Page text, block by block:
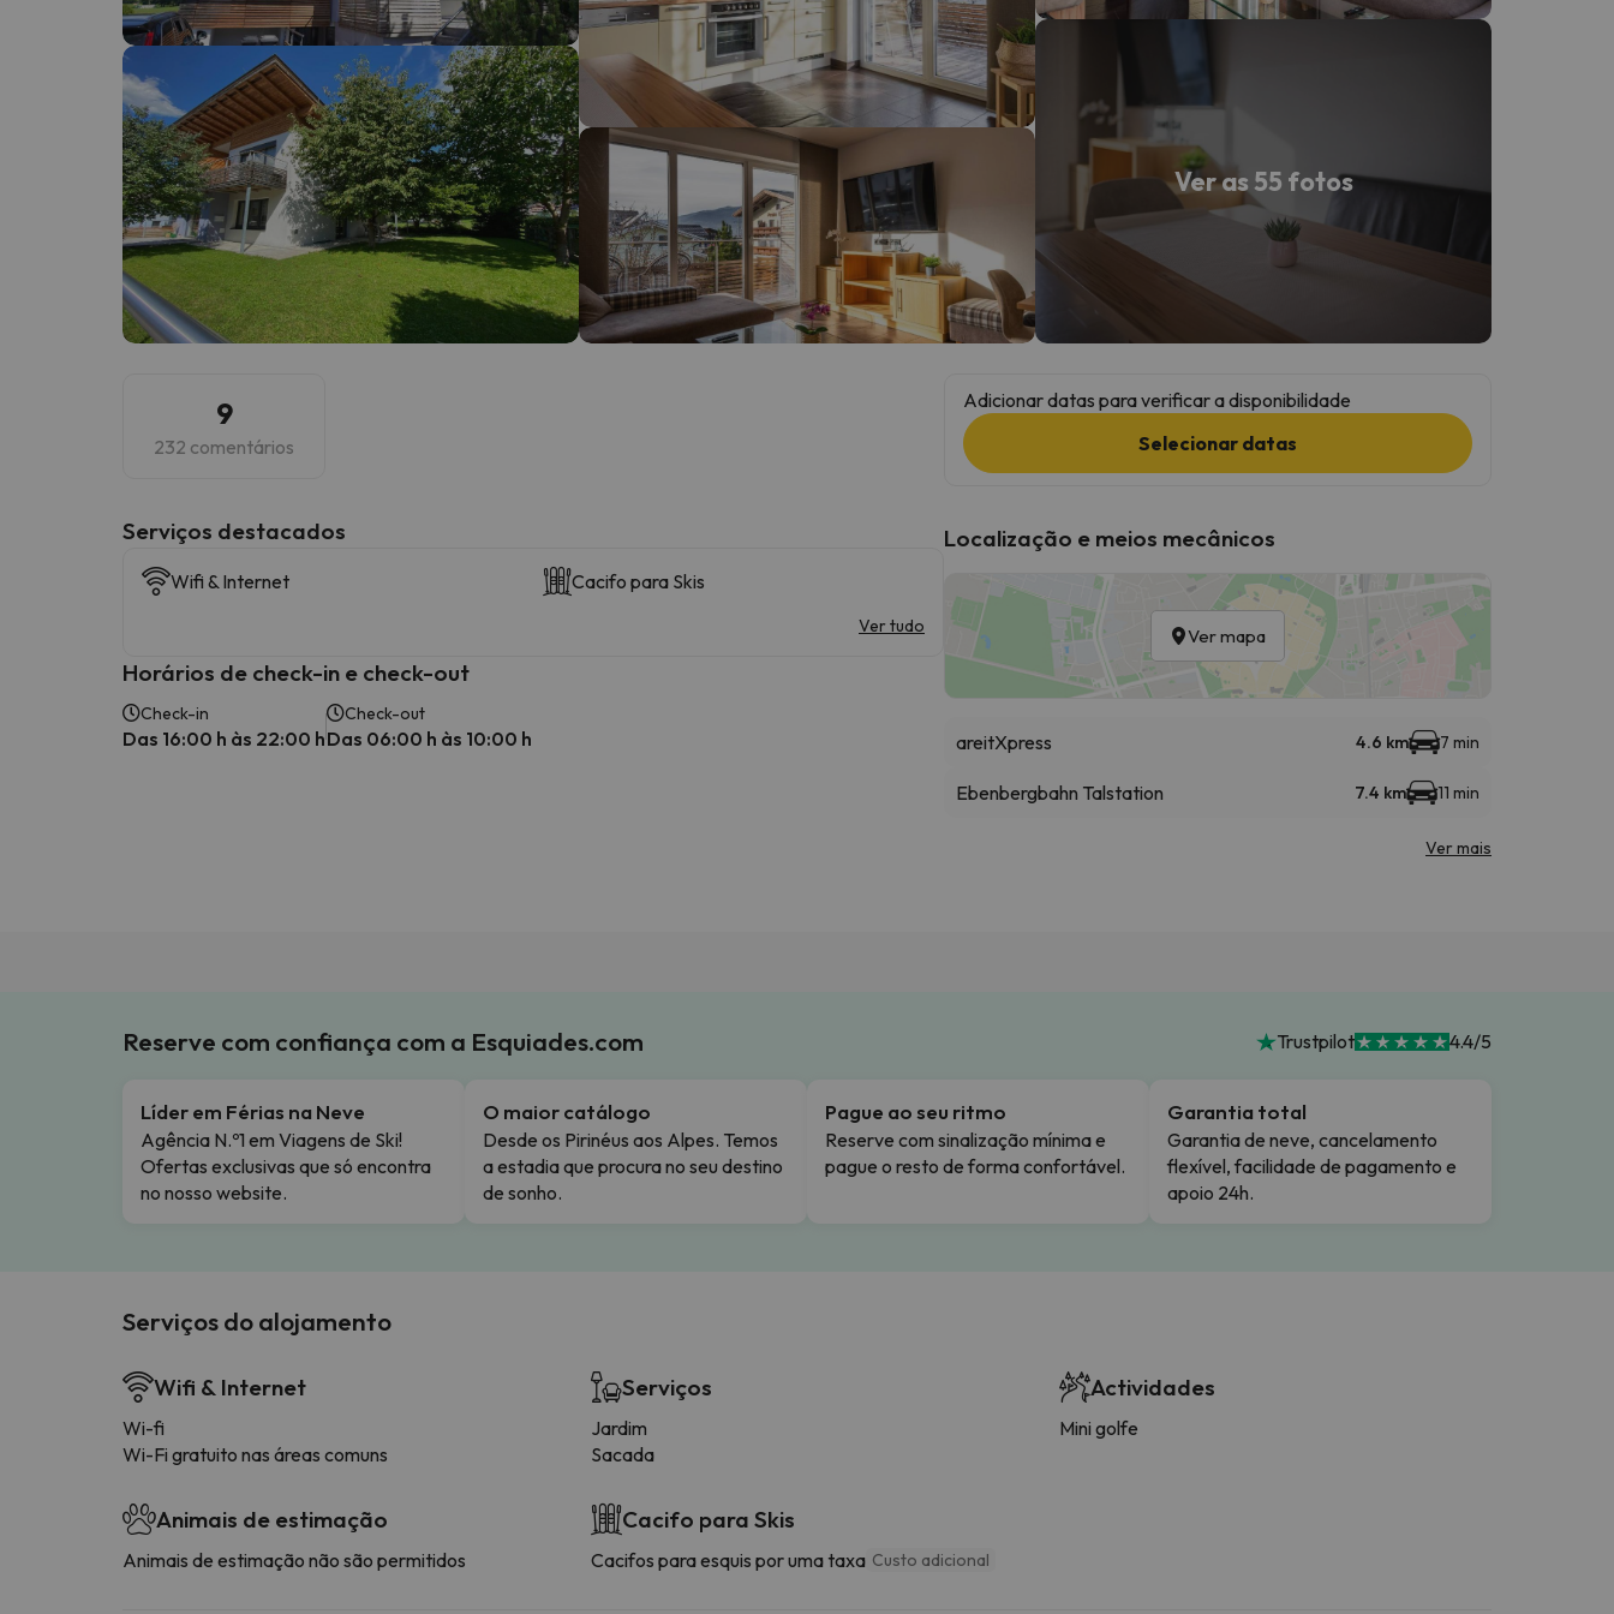
Bem, parece que o nosso Seeker perdeu o seu caminho. Assim que encontrar a sua bússola, estará de volta.
Ver as 55 fotos
9
232 comentários
Serviços destacados
Wifi & Internet Cacifo para Skis
Ver tudo
Horários de check-in e check-out
Check-in
Das 16:00 h às 22:00 h
Check-out
Das 06:00 h às 10:00 h
Adicionar datas para verificar a disponibilidade
Selecionar datas
Localização e meios mecânicos
Ver mapa
areitXpress 4.6 km 7 min
Ebenbergbahn Talstation 7.4 km 11 min
Ver mais
Reserve com confiança com a Esquiades.com Trustpilot 4.4/5
Líder em Férias na Neve
Agência N.º1 em Viagens de Ski!
Ofertas exclusivas que só encontra
no nosso website.
O maior catálogo
Desde os Pirinéus aos Alpes. Temos
a estadia que procura no seu destino
de sonho.
Pague ao seu ritmo
Reserve com sinalização mínima e
pague o resto de forma confortável.
Garantia total
Garantia de neve, cancelamento
flexível, facilidade de pagamento e
apoio 24h.
Serviços do alojamento
Wifi & Internet
Wi-fi
Wi-Fi gratuito nas áreas comuns
Animais de estimação
Animais de estimação não são permitidos
Serviços
Jardim
Sacada
Cacifo para Skis
Cacifos para esquis por uma taxa Custo adicional
Actividades
Mini golfe